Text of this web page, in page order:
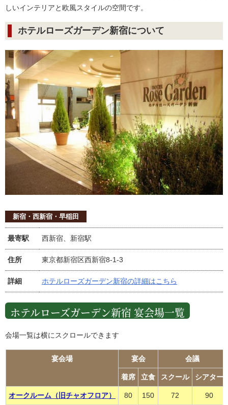
しいインテリアと欧風スタイルの空間です。
ホテルローズガーデン新宿について
新宿・西新宿・早稲田
最寄駅 西新宿、新宿駅
住所 東京都新宿区西新宿8-1-3
詳細 ホテルローズガーデン新宿の詳細はこちら
ホテルローズガーデン新宿 宴会場一覧
会場一覧は横にスクロールできます
宴会場 宴会 会議
着席 立食 スクール シアター
オークルーム（旧チャオフロア） 80 150 72 90